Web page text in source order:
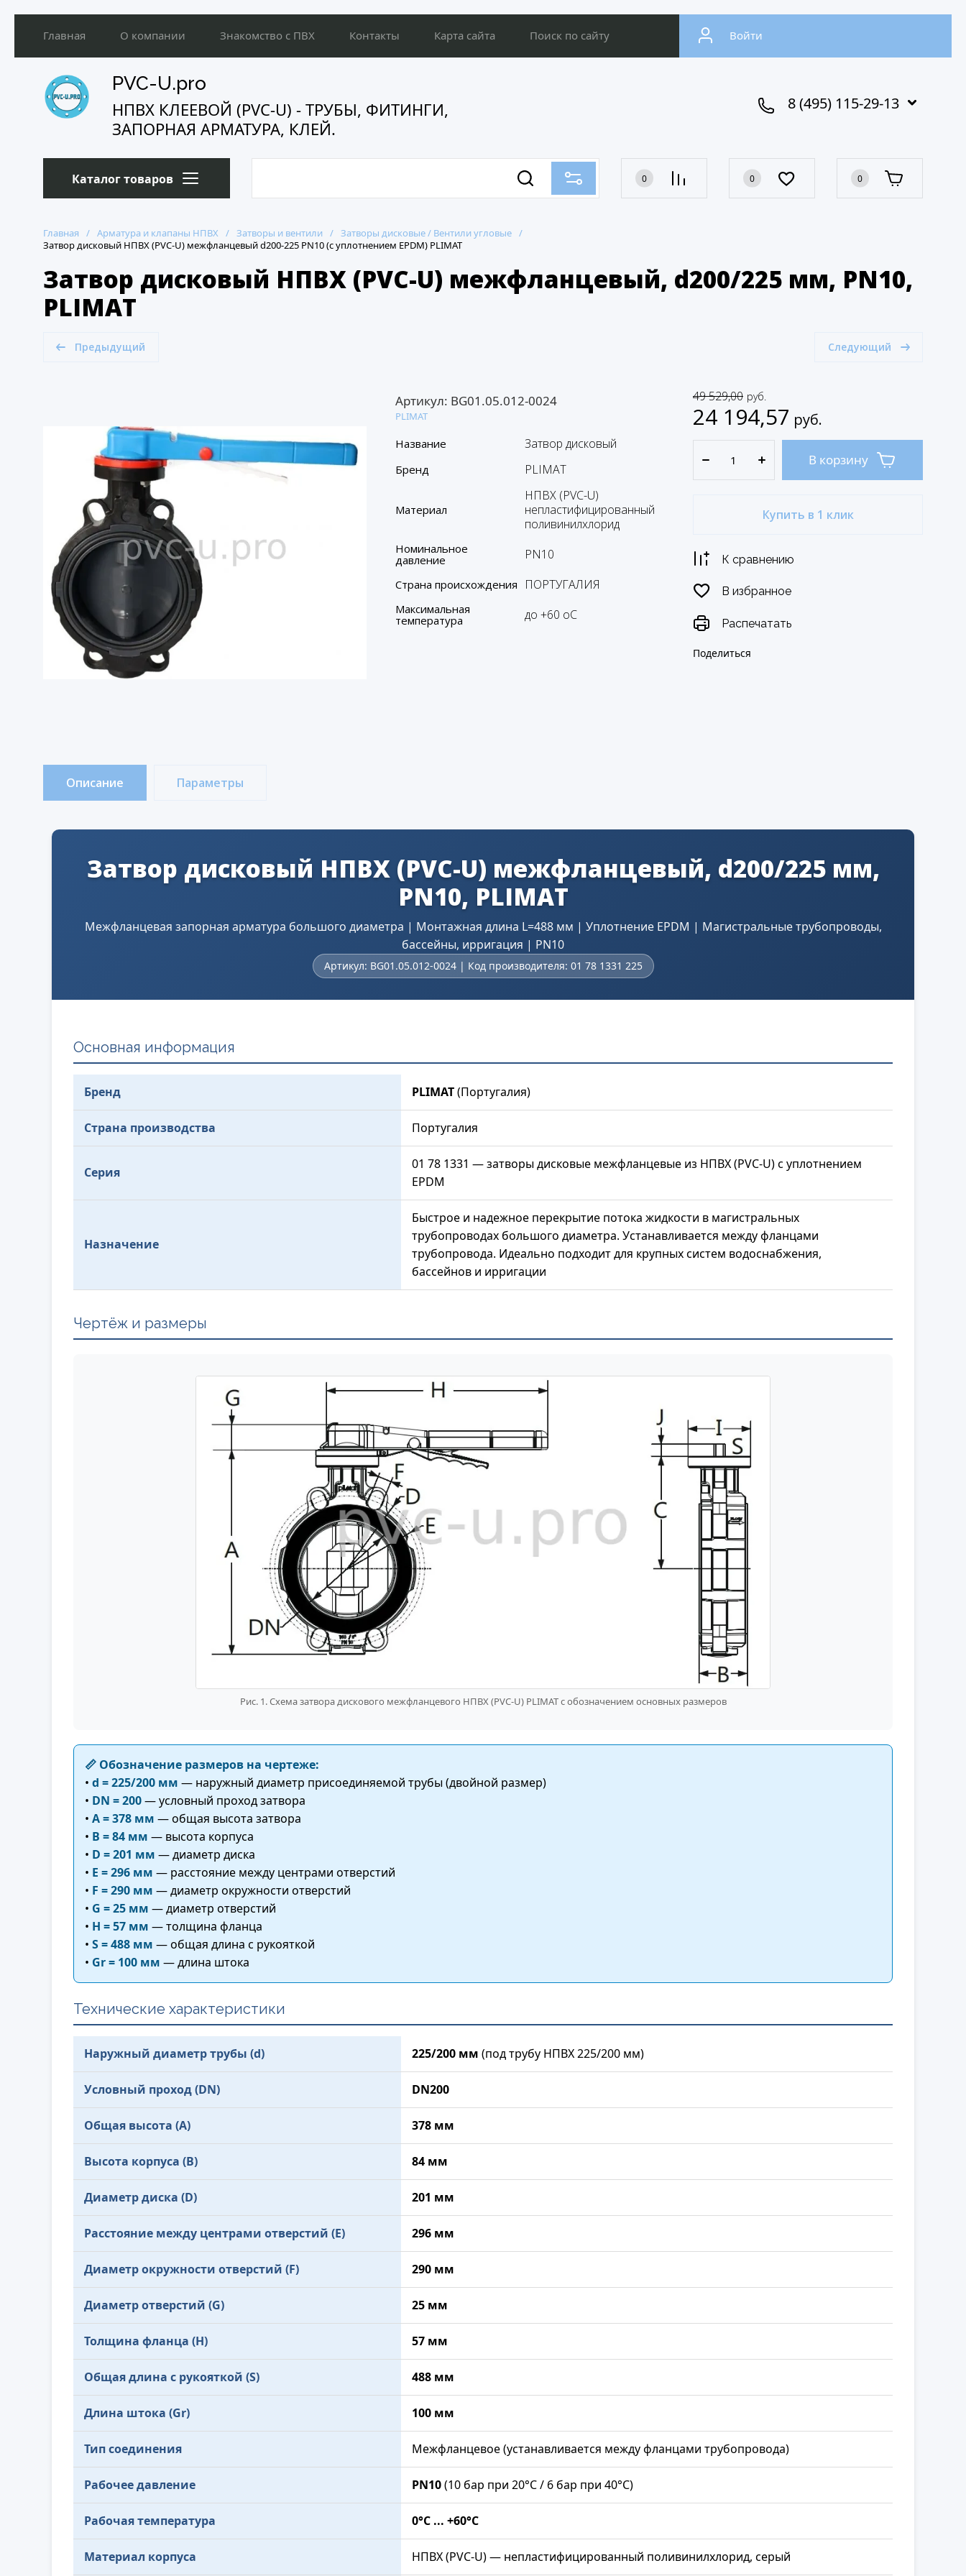
Главная О компании Знакомство с ПВХ Контакты Карта сайта Поиск по сайту
Прайс-лист Отгрузки
Войти
PVC-U.pro
НПВХ КЛЕЕВОЙ (PVC-U) - ТРУБЫ, ФИТИНГИ,
ЗАПОРНАЯ АРМАТУРА, КЛЕЙ.
8 (495) 115-29-13
Каталог товаров 0 0 0
Главная / Арматура и клапаны НПВХ / Затворы и вентили / Затворы дисковые / Вентили угловые /
Затвор дисковый НПВХ (PVC-U) межфланцевый d200-225 PN10 (с уплотнением EPDM) PLIMAT
Затвор дисковый НПВХ (PVC-U) межфланцевый, d200/225 мм, PN10,
PLIMAT
Предыдущий Следующий
Артикул: BG01.05.012-0024
PLIMAT
Название Затвор дисковый
Бренд PLIMAT
Материал
НПВХ (PVC-U)
непластифицированный
поливинилхлорид
Номинальное
давление
PN10
Страна происхождения ПОРТУГАЛИЯ
Максимальная
температура
до +60 oC
49 529,00 руб.
24 194,57 руб.
В корзину
Купить в 1 клик
К сравнению
В избранное
Поделиться
Распечатать
Описание Параметры
Затвор дисковый НПВХ (PVC-U) межфланцевый, d200/225 мм,
PN10, PLIMAT
Межфланцевая запорная арматура большого диаметра | Монтажная длина L=488 мм | Уплотнение EPDM | Магистральные трубопроводы,
бассейны, ирригация | PN10
Артикул: BG01.05.012-0024 | Код производителя: 01 78 1331 225
Основная информация
Бренд PLIMAT(Португалия)
Страна производства Португалия
Серия
01 78 1331 — затворы дисковые межфланцевые из НПВХ (PVC-U) с уплотнением
EPDM
Назначение
Быстрое и надежное перекрытие потока жидкости в магистральных
трубопроводах большого диаметра. Устанавливается между фланцами
трубопровода. Идеально подходит для крупных систем водоснабжения,
бассейнов и ирригации
Чертёж и размеры
Рис. 1. Схема затвора дискового межфланцевого НПВХ (PVC-U) PLIMAT с обозначением основных размеров
📏 Обозначение размеров на чертеже:
• d = 225/200 мм — наружный диаметр присоединяемой трубы (двойной размер)
• DN = 200— условный проход затвора
• A = 378 мм — общая высота затвора
• B = 84 мм — высота корпуса
• D = 201 мм — диаметр диска
• E = 296 мм — расстояние между центрами отверстий
• F = 290 мм — диаметр окружности отверстий
• G = 25 мм — диаметр отверстий
• H = 57 мм — толщина фланца
• S = 488 мм — общая длина с рукояткой
• Gr = 100 мм — длина штока
Технические характеристики
Наружный диаметр трубы (d) 225/200 мм (под трубу НПВХ 225/200 мм)
Условный проход (DN) DN200
Общая высота (A) 378 мм
Высота корпуса (B) 84 мм
Диаметр диска (D) 201 мм
Расстояние между центрами отверстий (E) 296 мм
Диаметр окружности отверстий (F) 290 мм
Диаметр отверстий (G) 25 мм
Толщина фланца (H) 57 мм
Общая длина с рукояткой (S) 488 мм
Длина штока (Gr) 100 мм
Тип соединения Межфланцевое (устанавливается между фланцами трубопровода)
Рабочее давление PN10(10 бар при 20°С / 6 бар при 40°С)
Рабочая температура 0°C ... +60°C
Материал корпуса НПВХ (PVC-U) — непластифицированный поливинилхлорид, серый